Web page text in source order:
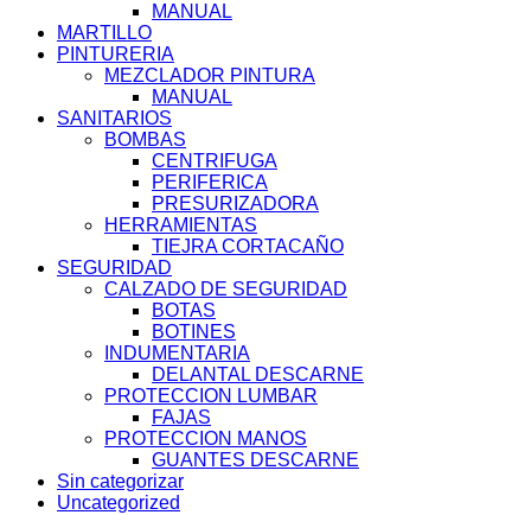
MANUAL
MARTILLO
PINTURERIA
MEZCLADOR PINTURA
MANUAL
SANITARIOS
BOMBAS
CENTRIFUGA
PERIFERICA
PRESURIZADORA
HERRAMIENTAS
TIEJRA CORTACAÑO
SEGURIDAD
CALZADO DE SEGURIDAD
BOTAS
BOTINES
INDUMENTARIA
DELANTAL DESCARNE
PROTECCION LUMBAR
FAJAS
PROTECCION MANOS
GUANTES DESCARNE
Sin categorizar
Uncategorized